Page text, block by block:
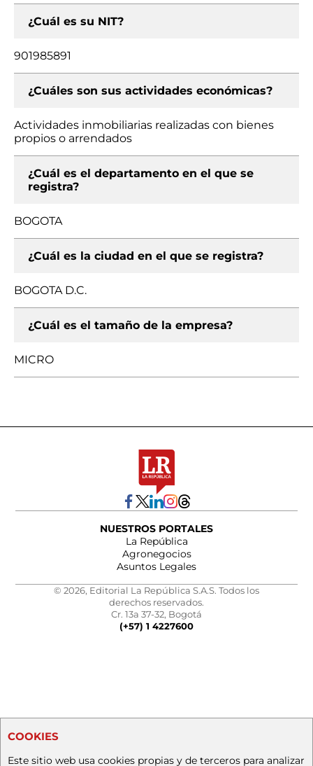
¿Cuál es su NIT?
901985891
¿Cuáles son sus actividades económicas?
Actividades inmobiliarias realizadas con bienes
propios o arrendados
¿Cuál es el departamento en el que se
registra?
BOGOTA
¿Cuál es la ciudad en el que se registra?
BOGOTA D.C.
¿Cuál es el tamaño de la empresa?
MICRO
NUESTROS PORTALES
La República
Agronegocios
Asuntos Legales
© 2026, Editorial La República S.A.S. Todos los
derechos reservados.
Cr. 13a 37-32, Bogotá
(+57) 1 4227600
COOKIES
Este sitio web usa cookies propias y de terceros para analizar